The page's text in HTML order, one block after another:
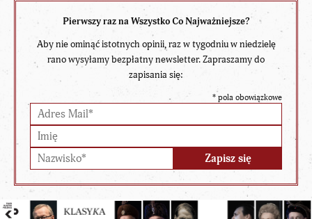
Pierwszy raz na Wszystko Co Najważniejsze?
Aby nie ominąć istotnych opinii, raz w tygodniu w niedzielę
rano wysyłamy bezpłatny newsletter. Zapraszamy do
zapisania się:
* pola obowiązkowe